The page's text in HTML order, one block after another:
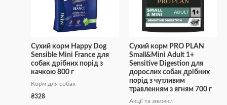
Сухий корм Happy Dog
Sensible Mini France для
собак дрібних порід з
качкою 800 г
Корм для собак
₴328
Сухий корм PRO PLAN
Small&Mini Adult 1+
Sensitive Digestion для
дорослих собак дрібних
порід з чутливим
травленням з ягням 700 г
Акції та знижки